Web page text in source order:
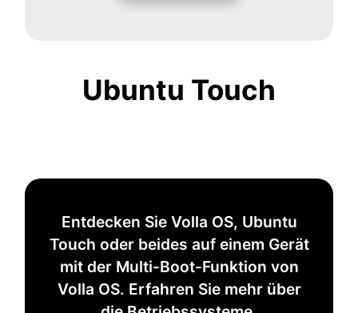
Ubuntu Touch
Entdecken Sie Volla OS, Ubuntu
Touch oder beides auf einem Gerät
mit der Multi-Boot-Funktion von
Volla OS. Erfahren Sie mehr über